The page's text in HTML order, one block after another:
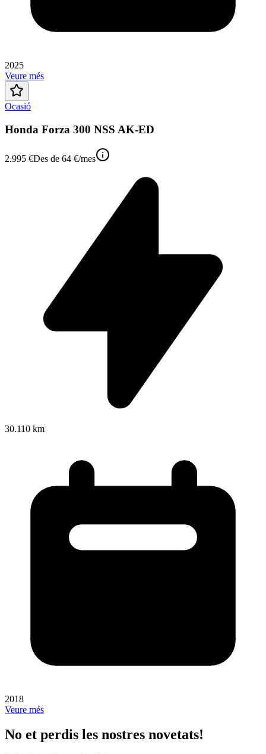
2025
Veure més
Ocasió
Honda Forza 300 NSS AK-ED
2.995 €Des de 64 €/mes
30.110 km
2018
Veure més
No et perdis les nostres novetats!